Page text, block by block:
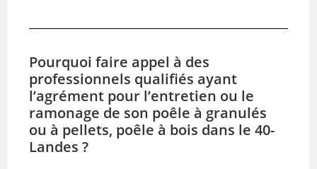
Pourquoi faire appel à des
professionnels qualifiés ayant
l’agrément pour l’entretien ou le
ramonage de son poêle à granulés
ou à pellets, poêle à bois dans le 40-
Landes ?